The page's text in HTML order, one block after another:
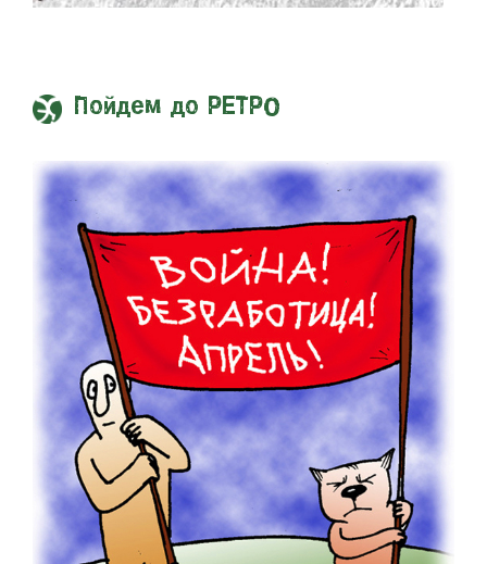
Пойдем до РЕТРО